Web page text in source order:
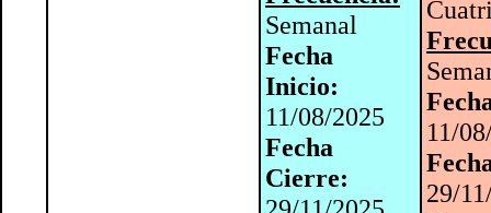
Semanal
Fecha
Inicio:
11/08/2025
Fecha
Cierre:
11/
29/